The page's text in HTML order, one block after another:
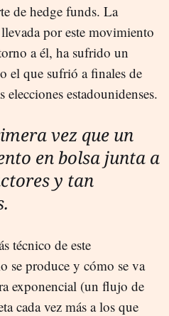
de hedge funds. La
por este movimiento
a él, ha sufrido un
el que sufrió a finales de
elecciones estadounidenses.
vez que un
en bolsa junta a
y tan
técnico de este
se produce y cómo se va
exponencial (un flujo de
cada vez más a los que